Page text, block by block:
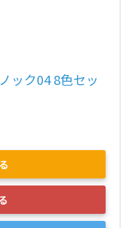
ック04 8色セッ